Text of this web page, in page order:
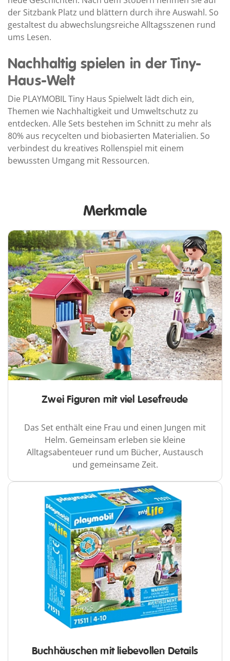
der Sitzbank Platz und blättern durch ihre Auswahl. So
gestaltest du abwechslungsreiche Alltagsszenen rund
ums Lesen.
Nachhaltig spielen in der Tiny-
Haus-Welt
Die PLAYMOBIL Tiny Haus Spielwelt lädt dich ein,
Themen wie Nachhaltigkeit und Umweltschutz zu
entdecken. Alle Sets bestehen im Schnitt zu mehr als
80% aus recycelten und biobasierten Materialien. So
verbindest du kreatives Rollenspiel mit einem
bewussten Umgang mit Ressourcen.
Merkmale
Zwei Figuren mit viel Lesefreude
Das Set enthält eine Frau und einen Jungen mit
Helm. Gemeinsam erleben sie kleine
Alltagsabenteuer rund um Bücher, Austausch
und gemeinsame Zeit.
Buchhäuschen mit liebevollen Details